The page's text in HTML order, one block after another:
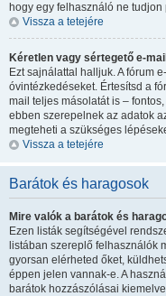
hogy egy felhasználó ne
Vissza a tetejére
Kéretlen vagy sértegető e-
Ezt sajnálattal halljuk. A fórum
óvintézkedéseket. Értesítsd a
mail teljes másolatát is –
ebben szerepelnek az adatok
megteheti a szükséges
Vissza a tetejére
Barátok és haragosok
Mire valók a barátok és
Ezen listák segítségével
listában szereplő felhasználók
gyorsan elérheted őket,
éppen jelen vannak-e. A
barátok hozzászólásai